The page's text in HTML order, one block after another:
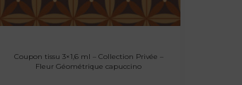
Coupon tissu 3×1,6 ml – Collection Privée –
Fleur Géométrique capuccino